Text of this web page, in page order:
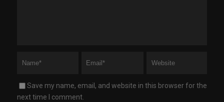
Save my name, email, and website in this browser for the
next time I comment.